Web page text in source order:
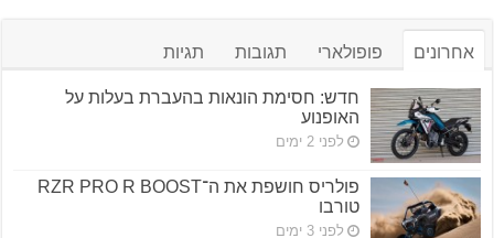
אחרונים פופולארי תגובות תגיות
חדש: חסימת הונאות בהעברת בעלות על
האופנוע
לפני 2 ימים
פולריס חושפת את ה־RZR PRO R BOOST
טורבו
לפני 3 ימים